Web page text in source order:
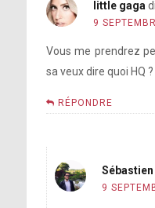
little gaga
9
Vous me prendrez
sa veux dire quoi HQ ?
RÉPONDRE
Sébastien
9